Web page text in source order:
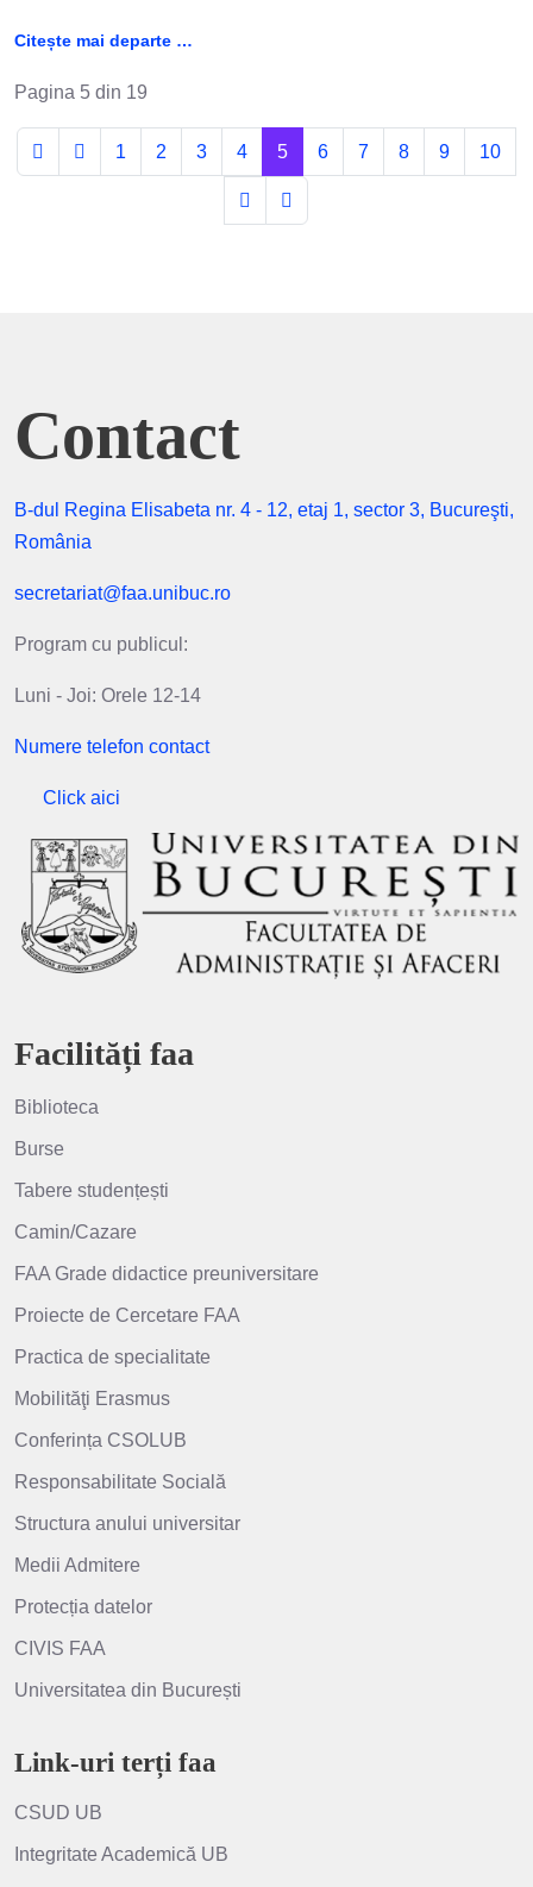
Citește mai departe …
Pagina 5 din 19
1 2 3 4 5 6 7 8 9 10
Contact
B-dul Regina Elisabeta nr. 4 - 12, etaj 1, sector 3, Bucureşti,
România
secretariat@faa.unibuc.ro
Program cu publicul:
Luni - Joi: Orele 12-14
Numere telefon contact
Click aici
Facilități faa
Biblioteca
Burse
Tabere studențești
Camin/Cazare
FAA Grade didactice preuniversitare
Proiecte de Cercetare FAA
Practica de specialitate
Mobilităţi Erasmus
Conferința CSOLUB
Responsabilitate Socială
Structura anului universitar
Medii Admitere
Protecția datelor
CIVIS FAA
Universitatea din București
Link-uri terți faa
CSUD UB
Integritate Academică UB